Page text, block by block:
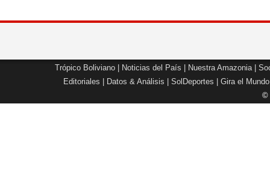
Trópico Boliviano Noticias del País Nuestra Amazonia|
Editoriales
Datos & Análisis SolDeportes Gira el Mundo
©